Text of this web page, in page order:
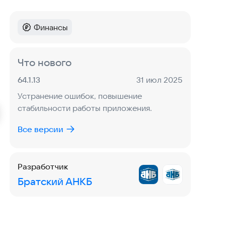
Экшен
Quest of Valor: Судьба
Ролевые · Приключения
Маркет, Самокаты,
Доставка
Транспорт и навигация
Путешествия
4,5
Метка:
топ категории
Категория:
Финансы
Что нового
Версия:
64.1.13 Дата:
31 июл 2025
Устранение ошибок, повышение
стабильности работы приложения.
Все версии
Разработчик
Братский АНКБ